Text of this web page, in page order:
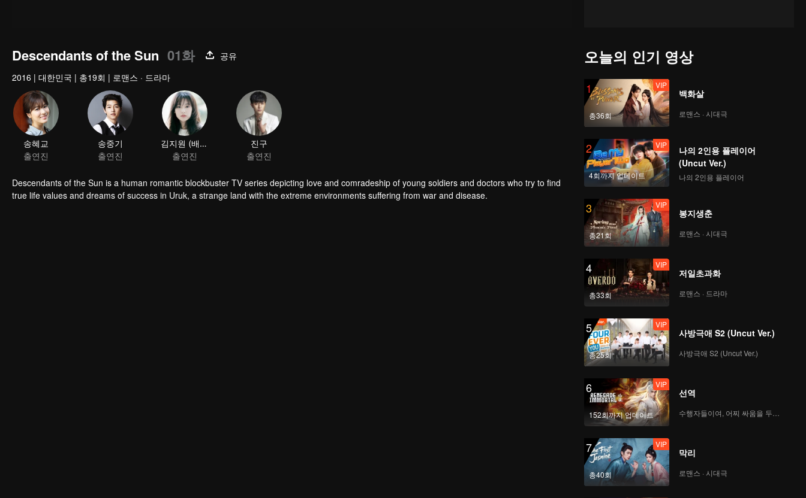
Descendants of the Sun 01화
공유
2016 | 대한민국 | 총19회 | 로맨스 · 드라마
송혜교
출연진
송중기
출연진
김지원 (배우)
출연진
진구
출연진
Descendants of the Sun is a human romantic blockbuster TV series depicting love and comradeship of young soldiers and doctors who try to find
true life values and dreams of success in Uruk, a strange land with the extreme environments suffering from war and disease.
오늘의 인기 영상
1
총36회
VIP
백화살
로맨스 · 시대극
2
4회까지 업데이트
VIP
나의 2인용 플레이어
(Uncut Ver.)
나의 2인용 플레이어
3
총21회
VIP
봉지생춘
로맨스 · 시대극
4
총33회
VIP
저일초과화
로맨스 · 드라마
5
총25회
VIP
사방극애 S2 (Uncut Ver.)
사방극애 S2 (Uncut Ver.)
6
152회까지 업데이트
VIP
선역
7
총40회
VIP
막리
로맨스 · 시대극